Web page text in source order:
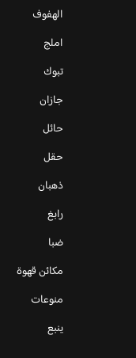
الهفوف
املج
تبوك
جازان
حائل
حقل
ذهبان
رابغ
ضبا
مكائن قهوة
منوعات
ينبع